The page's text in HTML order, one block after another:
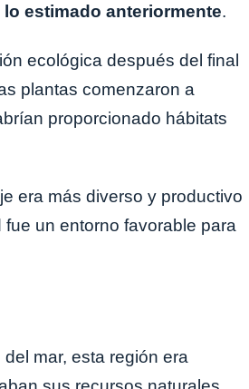
estimado anteriormente.
ecológica después del final
plantas comenzaron a
proporcionado hábitats
era más diverso y productivo
un entorno favorable para
mar, esta región era